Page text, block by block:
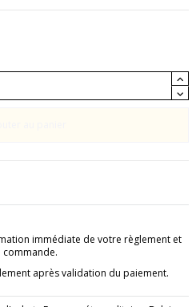
immédiate de votre règlement et
après validation du paiement.